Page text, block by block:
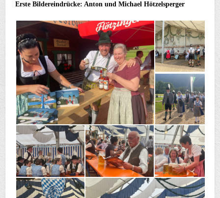
Erste Bildereindrücke: Anton und Michael Hötzelsperger